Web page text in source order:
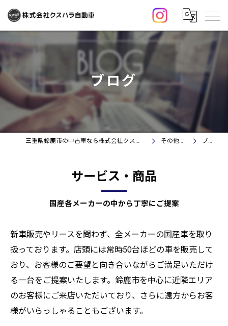
ブログ
三重県鈴鹿市の中古車なら株式会社クスハラ自動車 その他情報 ブログ
サービス・商品
国産各メーカーの中から丁寧にご提案
新車販売やリースを問わず、全メーカーの国産車を取り
扱っております。店頭には常時50台ほどの車を販売して
おり、お客様のご要望と向き合いながらご満足いただけ
る一台をご提案いたします。鈴鹿市を中心に近隣エリア
のお客様にご来店いただいており、さらに遠方からお客
様がいらっしゃることもございます。